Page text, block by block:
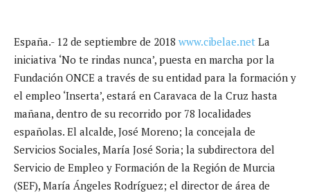
España.- 12 de septiembre de 2018 www.cibelae.net La
iniciativa ‘No te rindas nunca’, puesta en marcha por la
Fundación ONCE a través de su entidad para la formación y
el empleo ‘Inserta’, estará en Caravaca de la Cruz hasta
mañana, dentro de su recorrido por 78 localidades
españolas. El alcalde, José Moreno; la concejala de
Servicios Sociales, María José Soria; la subdirectora del
Servicio de Empleo y Formación de la Región de Murcia
(SEF), María Ángeles Rodríguez; el director de área de